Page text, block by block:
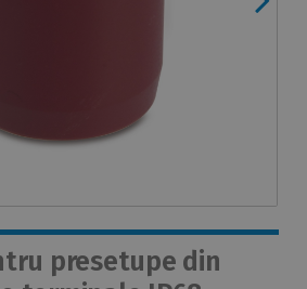
presetupe din